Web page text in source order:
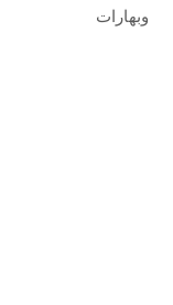
وبهارات